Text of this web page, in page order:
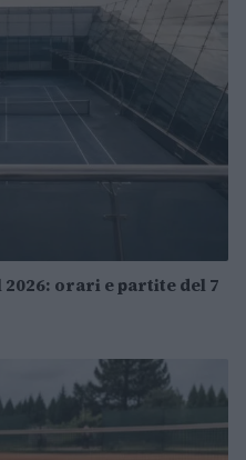
orari e partite del 7